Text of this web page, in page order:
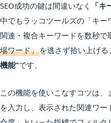
SEO成功の鍵は間違いなく 「キ
中でもラッコツールズの「キ
関連・複合キーワードを数秒で
場ワード」 を逃さず拾い上げ
機能”です。
この機能を使いこなすコツは
を入力し、表示された関連ワ